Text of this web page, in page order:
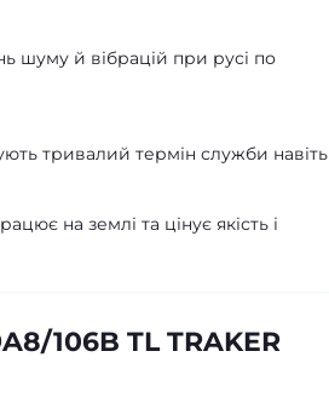
шуму й вібрацій при русі по
тривалий термін служби навіть
на землі та цінує якість і
106B TL TRAKER